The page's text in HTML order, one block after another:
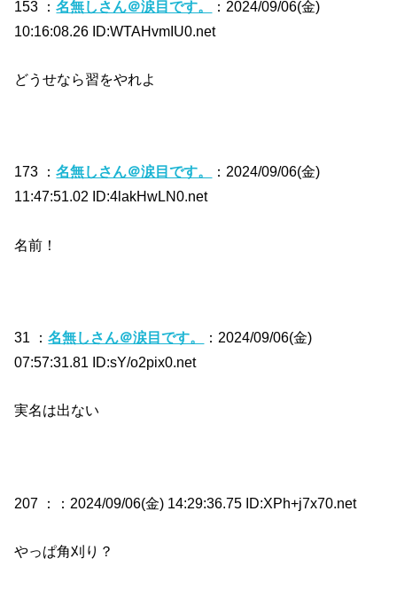
153 ：名無しさん＠涙目です。
：2024/09/06(金)
10:16:08.26 ID:WTAHvmIU0.net
どうせなら習をやれよ
173 ：名無しさん＠涙目です。
：2024/09/06(金)
11:47:51.02 ID:4lakHwLN0.net
名前！
31 ：名無しさん＠涙目です。
：2024/09/06(金)
07:57:31.81 ID:sY/o2pix0.net
実名は出ない
207 ： ：2024/09/06(金) 14:29:36.75 ID:XPh+j7x70.net
やっぱ角刈り？